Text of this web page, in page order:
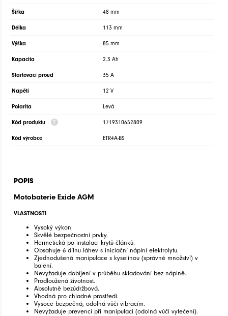
Šířka 48 mm
Délka 113 mm
Výška 85 mm
Kapacita 2.3 Ah
Startovací proud 35 A
Napětí 12 V
Polarita Levá
Kód produktu 1719310652809
Kód výrobce ETR4A-BS
POPIS
Motobaterie Exide AGM
VLASTNOSTI
Vysoký výkon.
Skvělé bezpečnostní prvky.
Hermetická po instalaci krytů článků.
Obsahuje 6 dílnu láhev s iniciační náplní elektrolytu.
Zjednodušená manipulace s kyselinou (správné množství) v
balení.
Nevyžaduje dobíjení v průběhu skladování bez náplně.
Prodloužená životnost.
Absolutně bezúdržbová.
Vhodná pro chladné prostředí.
Vysoce bezpečná, odolná vůči vibracím.
Nevyžaduje prevenci při manipulaci (odolná vůči vytečení).